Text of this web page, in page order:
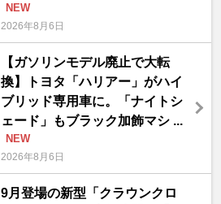
NEW
2026年8月6日
【ガソリンモデル廃止で大転
換】トヨタ「ハリアー」がハイ
ブリッド専用車に。「ナイトシ
ェード」もブラック加飾マシ ...
NEW
2026年8月6日
9月登場の新型「クラウンクロ